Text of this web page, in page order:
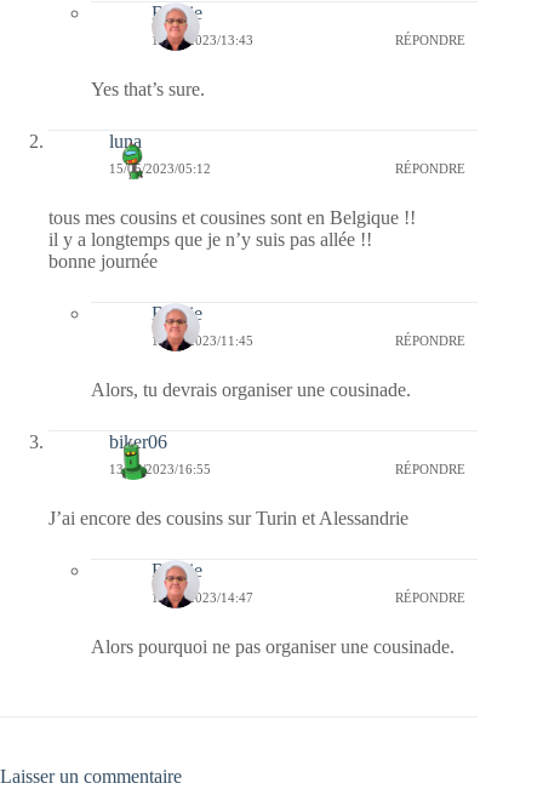
Bernie
16/05/2023/13:43 RÉPONDRE
Yes that’s sure.
luna
15/05/2023/05:12 RÉPONDRE
tous mes cousins et cousines sont en Belgique !!
il y a longtemps que je n’y suis pas allée !!
bonne journée
Bernie
15/05/2023/11:45 RÉPONDRE
Alors, tu devrais organiser une cousinade.
biker06
13/05/2023/16:55 RÉPONDRE
J’ai encore des cousins sur Turin et Alessandrie
Bernie
14/05/2023/14:47 RÉPONDRE
Alors pourquoi ne pas organiser une cousinade.
Laisser un commentaire